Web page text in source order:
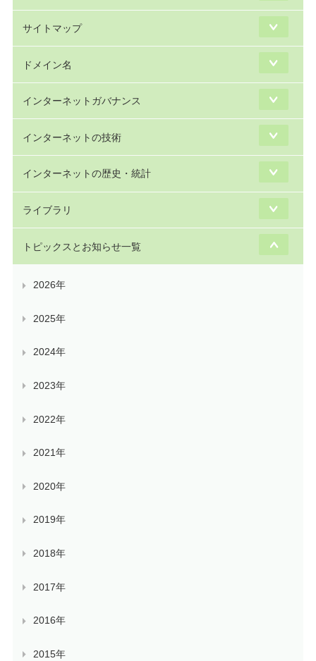
サイトマップ
ドメイン名
インターネットガバナンス
インターネットの技術
インターネットの歴史・統計
ライブラリ
トピックスとお知らせ一覧
2026年
2025年
2024年
2023年
2022年
2021年
2020年
2019年
2018年
2017年
2016年
2015年